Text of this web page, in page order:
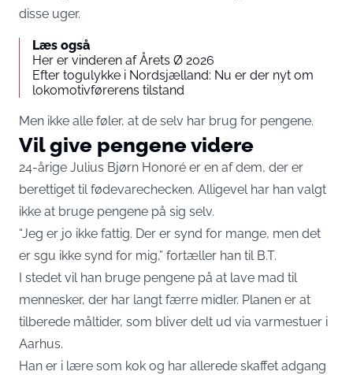
disse uger.
Læs også
Her er vinderen af Årets Ø 2026
Efter togulykke i Nordsjælland: Nu er der nyt om
lokomotivførerens tilstand
Men ikke alle føler, at de selv har brug for pengene.
Vil give pengene videre
24-årige Julius Bjørn Honoré er en af dem, der er
berettiget til fødevarechecken. Alligevel har han valgt
ikke at bruge pengene på sig selv.
“Jeg er jo ikke fattig. Der er synd for mange, men det
er sgu ikke synd for mig,” fortæller han til B.T.
I stedet vil han bruge pengene på at lave mad til
mennesker, der har langt færre midler. Planen er at
tilberede måltider, som bliver delt ud via varmestuer i
Aarhus.
Han er i lære som kok og har allerede skaffet adgang